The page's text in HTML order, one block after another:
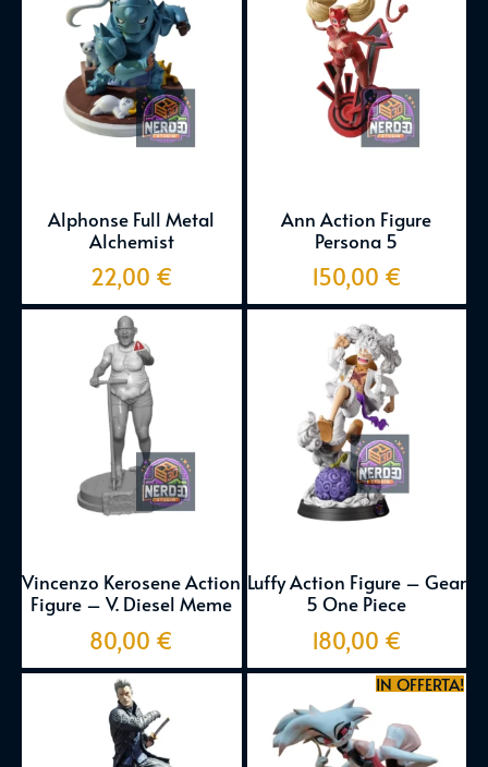
Alphonse Full Metal
Alchemist
22,00 €
Ann Action Figure
Persona 5
150,00 €
Vincenzo Kerosene Action
Figure – V. Diesel Meme
80,00 €
Luffy Action Figure – Gear
5 One Piece
180,00 €
IN OFFERTA!